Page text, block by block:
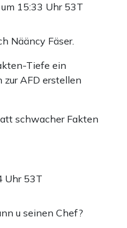
15:33 Uhr 53T
Nääncy Fäser.
Tiefe ein
zur AFD erstellen
schwacher Fakten
Uhr 53T
u seinen Chef?